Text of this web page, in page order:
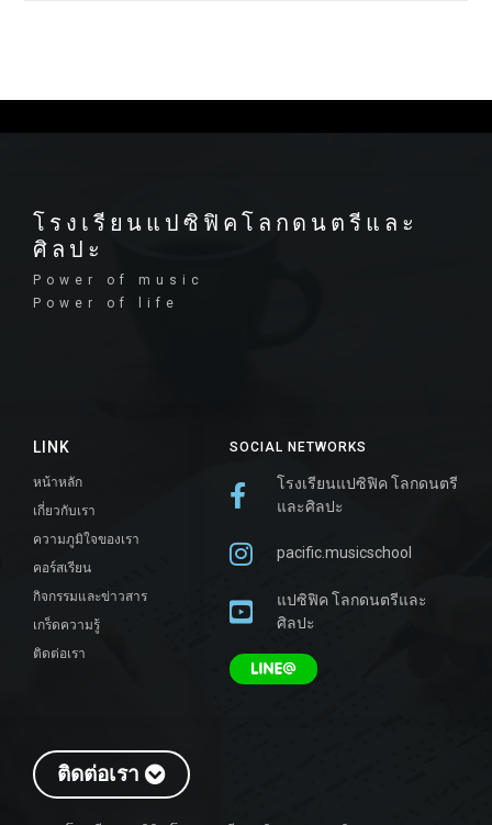
ติดต่อเรา
SOCIAL NETWORKS
โรงเรียนแปซิฟิค โลกดนตรี
และศิลปะ
pacific.musicschool
แปซิฟิค โลกดนตรีและ
ศิลปะ
LINK
หน้าหลัก
เกี่ยวกับเรา
ความภูมิใจของเรา
คอร์สเรียน
กิจกรรมและข่าวสาร
เกร็ดความรู้
ติดต่อเรา
โรงเรียนแปซิฟิคโลกดนตรีและ
ศิลปะ
Power of music
Power of life